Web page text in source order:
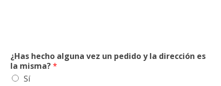
¿Has hecho alguna vez un pedido y la dirección es
la misma?*
Sí